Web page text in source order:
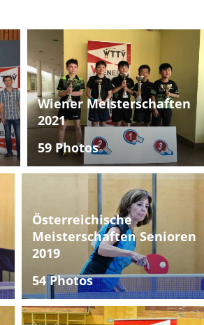
Wiener Meisterschaften
2021
59 Photos
Österreichische
Meisterschaften Senioren
2019
54 Photos